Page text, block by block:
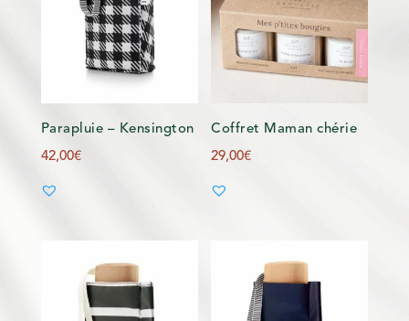
Parapluie – Kensington
42,00€
Coffret Maman chérie
29,00€